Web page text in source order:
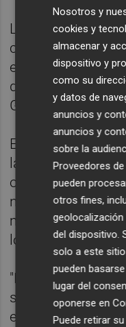
La consellera de
como conseller
escrito conjunto
de salvaguarda
Gobierno de
En el mismo
la próxima
octubre, "el
no ha sucedido,
minuto inste y
los tratados
"Los agricultores
se siente
ello hemos
Nosotros y
cookies y
almacenar y
dispositivo y
como su
y datos de
anuncios y
anuncios y
sobre la
Proveedores
pueden
otros fines,
del dispositivo.
solo a este
pueden
lugar del
oponerse en
Puede retirar